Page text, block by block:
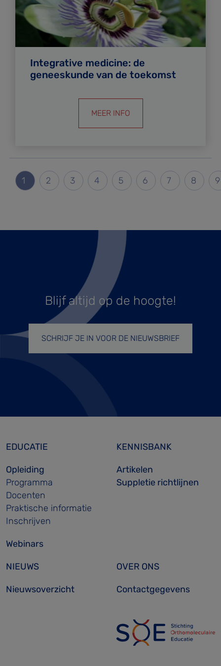
Integrative medicine: de
geneeskunde van de toekomst
MEER INFO
Paginering
Huidige pagina
1 Pagina
2 Pagina
3 Pagina
4 Pagina
5 Pagina
6 Pagina
7 Pagina
8 9
Blijf altijd op de hoogte!
SCHRIJF JE IN VOOR DE NIEUWSBRIEF
EDUCATIE
Opleiding
Programma
Docenten
Praktische informatie
Inschrijven
Webinars
KENNISBANK
Artikelen
Suppletie richtlijnen
NIEUWS
Nieuwsoverzicht
OVER ONS
Contactgegevens